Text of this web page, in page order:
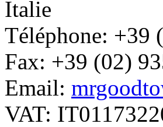
Italie
Téléphone: +39
Fax: +39 (02)
Email:
VAT: